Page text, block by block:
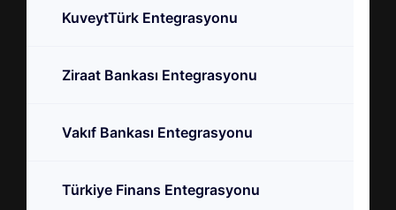
KuveytTürk Entegrasyonu
Ziraat Bankası Entegrasyonu
Vakıf Bankası Entegrasyonu
Türkiye Finans Entegrasyonu